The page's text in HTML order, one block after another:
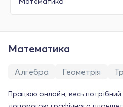
Математика
Алгебра Геометрія
Працюю онлайн, весь